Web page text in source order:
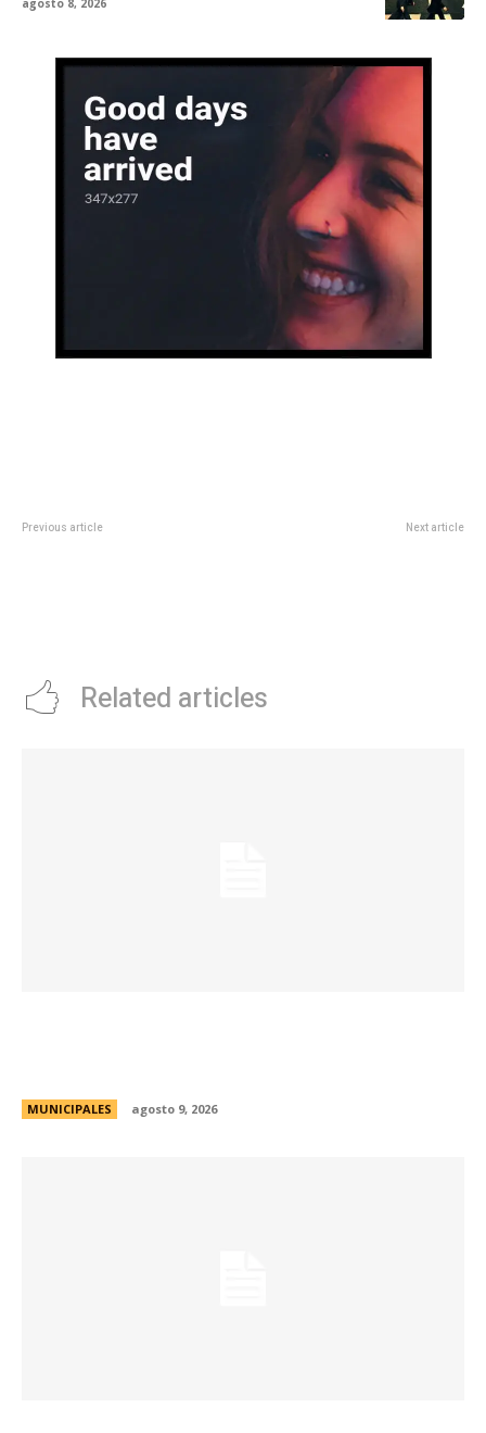
agosto 8, 2026
Previous article Next article
Related articles
MUNICIPALES agosto 9, 2026